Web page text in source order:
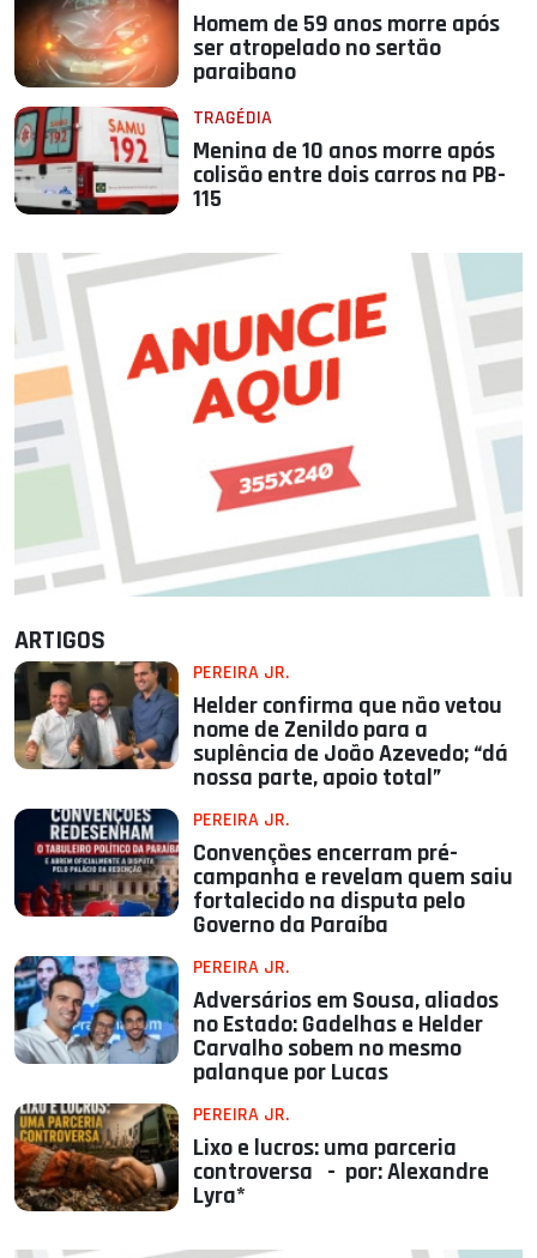
Homem de 59 anos morre após
ser atropelado no sertão
paraibano
TRAGÉDIA
Menina de 10 anos morre após
colisão entre dois carros na PB-
115
ARTIGOS
PEREIRA JR.
Helder confirma que não vetou
nome de Zenildo para a
suplência de João Azevedo; “dá
nossa parte, apoio total”
PEREIRA JR.
Convenções encerram pré-
campanha e revelam quem saiu
fortalecido na disputa pelo
Governo da Paraíba
PEREIRA JR.
Adversários em Sousa, aliados
no Estado: Gadelhas e Helder
Carvalho sobem no mesmo
palanque por Lucas
PEREIRA JR.
Lixo e lucros: uma parceria
controversa - por: Alexandre
Lyra*